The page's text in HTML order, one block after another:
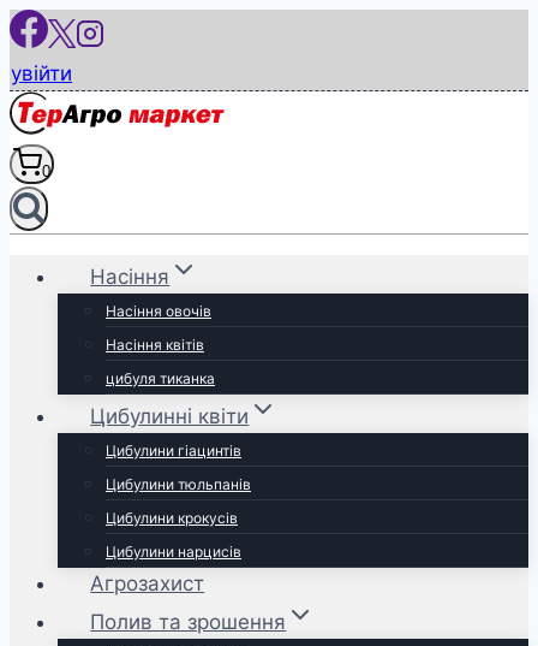
Перейти
вмісту
увійти
0
Насіння
Насіння овочів
Насіння квітів
цибуля тиканка
Цибулинні квіти
Цибулини гіацинтів
Цибулини тюльпанів
Цибулини крокусів
Цибулини нарцисів
Агрозахист
Полив та зрошення